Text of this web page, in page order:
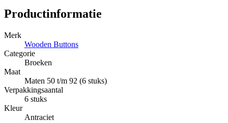
Productinformatie
Merk
Wooden Buttons
Categorie
Broeken
Maat
Maten 50 t/m 92 (6 stuks)
Verpakkingsaantal
6 stuks
Kleur
Antraciet